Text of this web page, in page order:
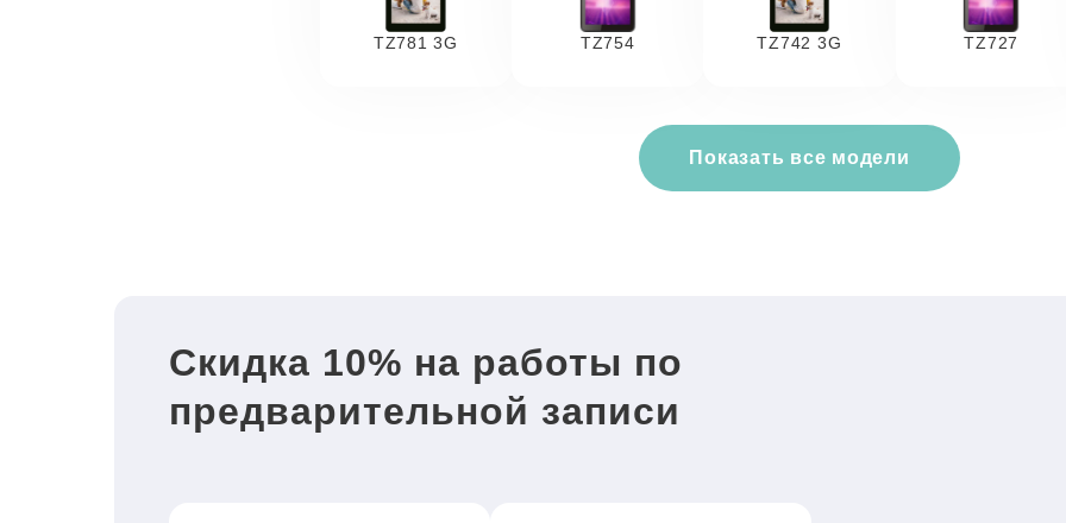
TZ781 3G TZ754 TZ742 3G TZ727
Показать все модели
Скидка 10% на работы по
предварительной записи